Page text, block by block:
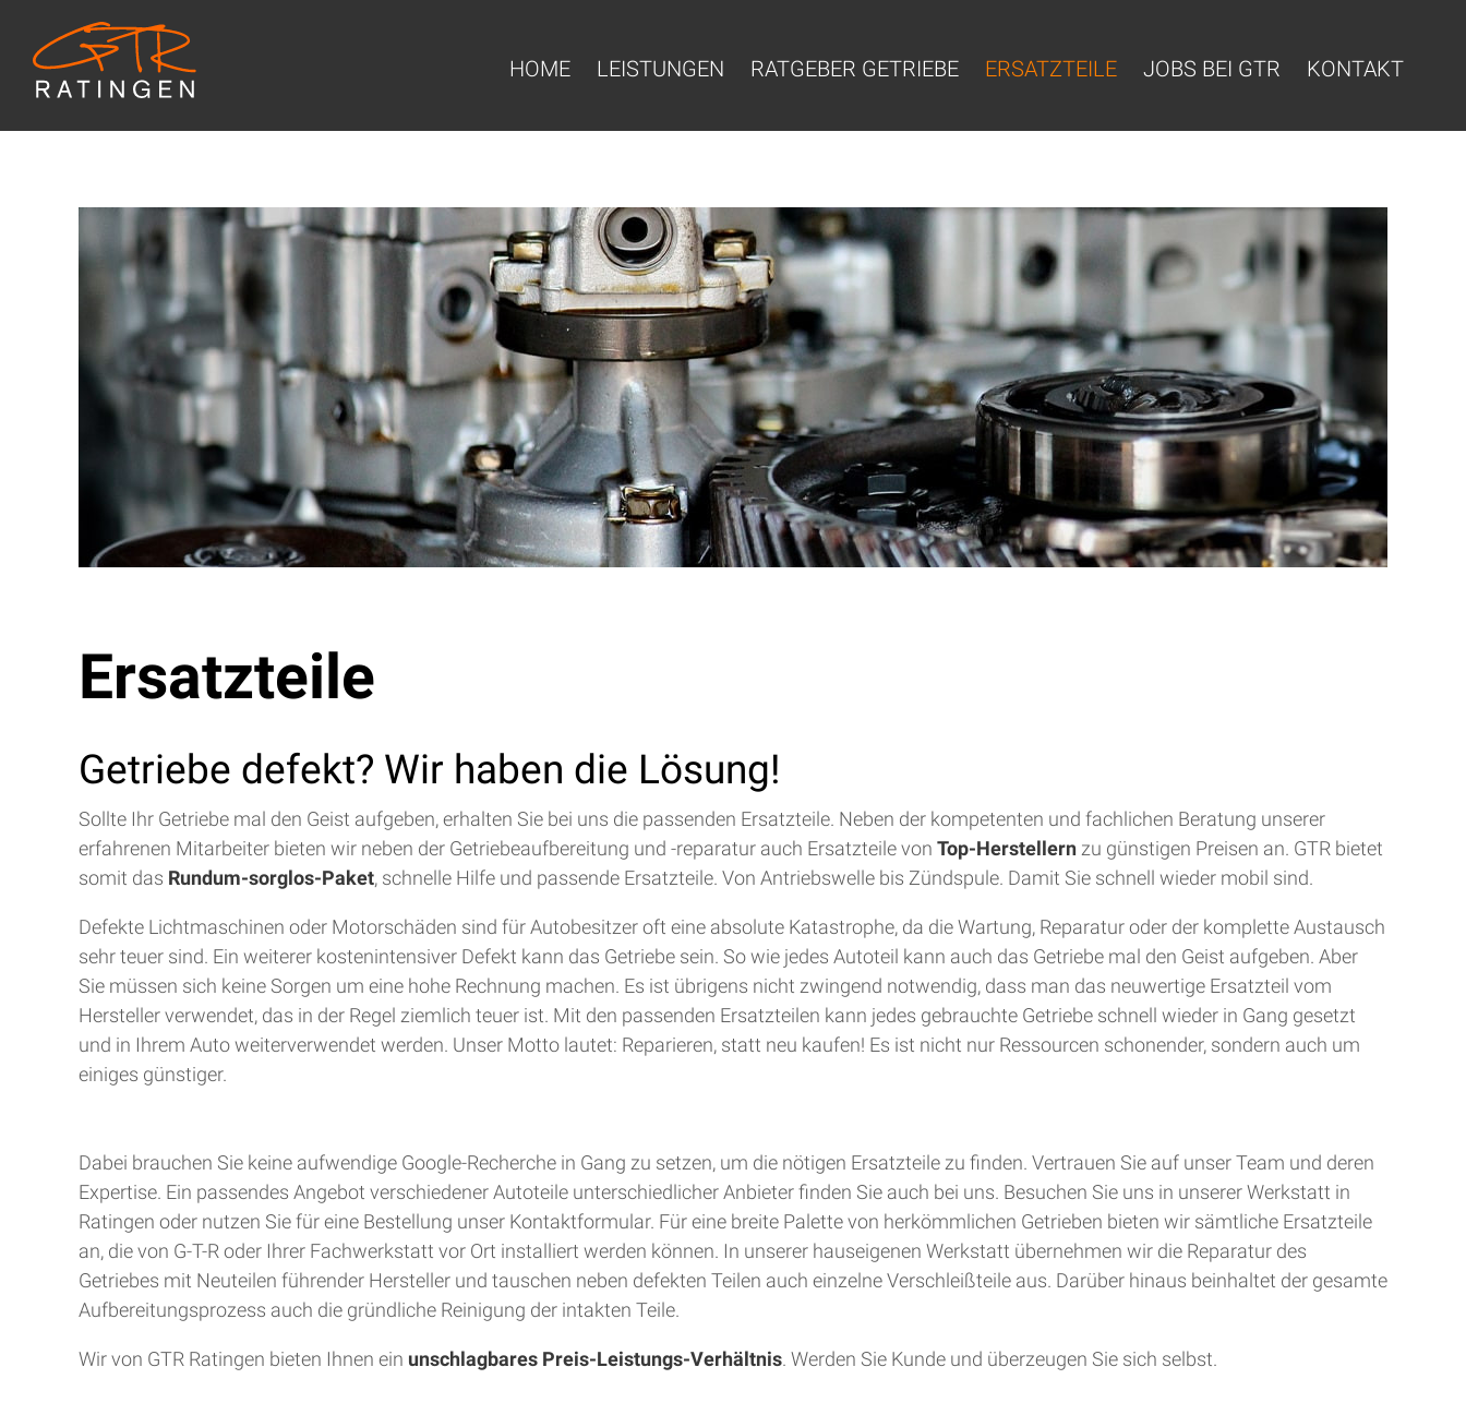
HOME LEISTUNGEN RATGEBER GETRIEBE ERSATZTEILE JOBS BEI GTR KONTAKT
Ersatzteile
Getriebe defekt? Wir haben die Lösung!
Sollte Ihr Getriebe mal den Geist aufgeben, erhalten Sie bei uns die passenden Ersatzteile. Neben der kompetenten und fachlichen Beratung unserer
erfahrenen Mitarbeiter bieten wir neben der Getriebeaufbereitung und -reparatur auch Ersatzteile von Top-Herstellern zu günstigen Preisen an. GTR bietet
somit das Rundum-sorglos-Paket, schnelle Hilfe und passende Ersatzteile. Von Antriebswelle bis Zündspule. Damit Sie schnell wieder mobil sind.
Defekte Lichtmaschinen oder Motorschäden sind für Autobesitzer oft eine absolute Katastrophe, da die Wartung, Reparatur oder der komplette Austausch
sehr teuer sind. Ein weiterer kostenintensiver Defekt kann das Getriebe sein. So wie jedes Autoteil kann auch das Getriebe mal den Geist aufgeben. Aber
Sie müssen sich keine Sorgen um eine hohe Rechnung machen. Es ist übrigens nicht zwingend notwendig, dass man das neuwertige Ersatzteil vom
Hersteller verwendet, das in der Regel ziemlich teuer ist. Mit den passenden Ersatzteilen kann jedes gebrauchte Getriebe schnell wieder in Gang gesetzt
und in Ihrem Auto weiterverwendet werden. Unser Motto lautet: Reparieren, statt neu kaufen! Es ist nicht nur Ressourcen schonender, sondern auch um
einiges günstiger.
Dabei brauchen Sie keine aufwendige Google-Recherche in Gang zu setzen, um die nötigen Ersatzteile zu finden. Vertrauen Sie auf unser Team und deren
Expertise. Ein passendes Angebot verschiedener Autoteile unterschiedlicher Anbieter finden Sie auch bei uns. Besuchen Sie uns in unserer Werkstatt in
Ratingen oder nutzen Sie für eine Bestellung unser Kontaktformular. Für eine breite Palette von herkömmlichen Getrieben bieten wir sämtliche Ersatzteile
an, die von G-T-R oder Ihrer Fachwerkstatt vor Ort installiert werden können. In unserer hauseigenen Werkstatt übernehmen wir die Reparatur des
Getriebes mit Neuteilen führender Hersteller und tauschen neben defekten Teilen auch einzelne Verschleißteile aus. Darüber hinaus beinhaltet der gesamte
Aufbereitungsprozess auch die gründliche Reinigung der intakten Teile.
Wir von GTR Ratingen bieten Ihnen ein unschlagbares Preis-Leistungs-Verhältnis. Werden Sie Kunde und überzeugen Sie sich selbst.